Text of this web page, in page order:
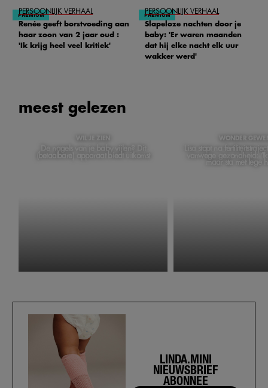
PERSOONLIJK VERHAAL
Renée geeft borstvoeding aan
haar zoon van 2 jaar oud :
'Ik krijg heel veel kritiek'
PERSOONLIJK VERHAAL
Slapeloze nachten door je
baby: 'Er waren maanden
dat hij elke nacht elk uur
wakker werd'
meest gelezen
WIL JE ZIEN
De nagels van je baby vijlen? Dit
(betaalbare) apparaat biedt uitkomst
WONDER
Lisa stopt na
vanwege gezondheid:
maar sta met lege
LINDA.MINI
NIEUWSBRIEF
ABONNEE